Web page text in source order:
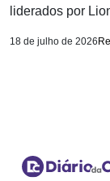
liderados por
18 de julho de 2026